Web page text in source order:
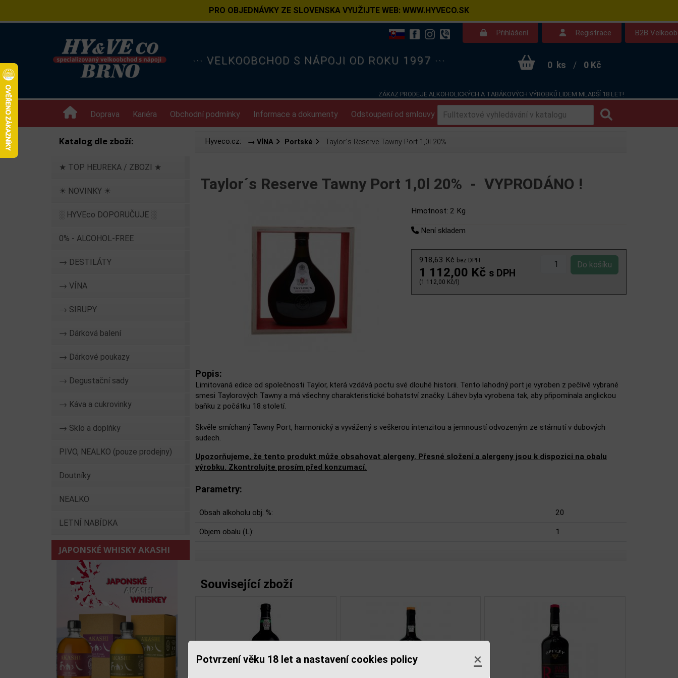
Potvrzení věku 18 let a nastavení cookies policy ×
PRO OBJEDNÁVKY ZE SLOVENSKA VYUŽIJTE WEB: WWW.HYVECO.SK
Přihlášení Registrace B2B
··· VELKOOBCHOD S NÁPOJI OD ROKU 1997 ··· 0 ks / 0 Kč
ZÁKAZ PRODEJE ALKOHOLICKÝCH A TABÁKOVÝCH VÝROBKŮ LIDEM MLADŠÍ 18 LET!
Doprava Kariéra Obchodní podmínky Informace a dokumenty Odstoupení od smlouvy Kontakt Dotazy
Katalog dle zboží:
★ TOP HEUREKA / ZBOZI ★
☀ NOVINKY ☀
░ HYVEco DOPORUČUJE ░
0% - ALCOHOL-FREE
→ DESTILÁTY
→ VÍNA
→ SIRUPY
→ Dárková balení
→ Dárkové poukazy
→ Degustační sady
→ Káva a cukrovinky
→ Sklo a doplňky
PIVO, NEALKO (pouze prodejny)
Doutníky
NEALKO
LETNÍ NABÍDKA
JAPONSKÉ WHISKY AKASHI
Hyveco.cz: → VÍNA Portské Taylor´s Reserve Tawny Port 1,0l 20%
Taylor´s Reserve Tawny Port 1,0l 20% - VYPRODÁNO !
Hmotnost: 2 Kg
Není skladem
918,63 Kč bez DPH
1 112,00 Kč s DPH
(1 112,00 Kč/l)
Popis:
Limitovaná edice od společnosti Taylor, která vzdává poctu své dlouhé historii. Tento lahodný port je vyroben z pečlivě vybrané
smesi Taylorových Tawny a má všechny charakteristické bohatství značky. Láhev byla vyrobena tak, aby připomínala anglickou
baňku z počátku 18.století.
Skvěle smíchaný Tawny Port, harmonický a vyvážený s veškerou intenzitou a jemnoustí odvozeným ze stárnutí v dubových
sudech.
Upozorňujeme, že tento produkt může obsahovat alergeny. Přesné složení a alergeny jsou k dispozici na obalu
výrobku. Zkontrolujte prosím před konzumací.
Parametry:
Obsah alkoholu obj. %: 20
Objem obalu (L): 1
Související zboží